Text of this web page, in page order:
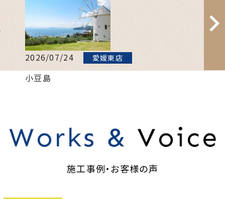
2026/07/24 愛媛東店
小豆島
施工事例・お客様の声